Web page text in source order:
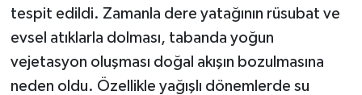
tespit edildi. Zamanla dere yatağının rüsubat ve
evsel atıklarla dolması, tabanda yoğun
vejetasyon oluşması doğal akışın bozulmasına
neden oldu. Özellikle yağışlı dönemlerde su